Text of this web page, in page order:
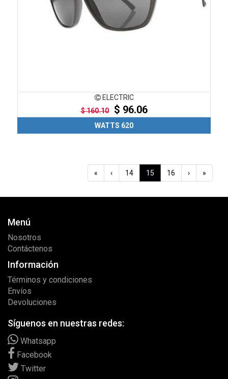
ELECTRIC
$ 160.10$ 96.06
WATTS 620
« ‹ 14 15 16 › »
Menú
Nosotros
Contáctenos
Información
Términos y condiciones
Envíos
Devoluciones
Síguenos en nuestras redes:
Whatsapp
Facebook
Twitter